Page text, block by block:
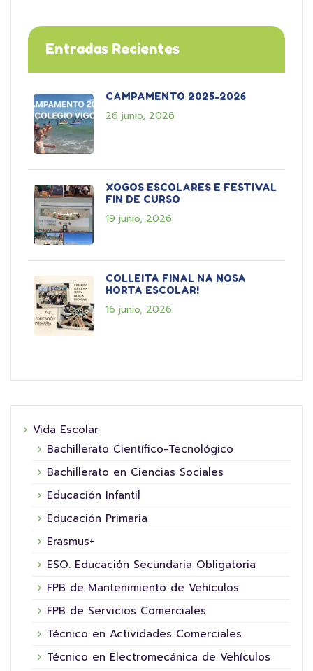
Entradas Recientes
CAMPAMENTO 2025-2026
26 junio, 2026
XOGOS ESCOLARES E FESTIVAL
FIN DE CURSO
19 junio, 2026
COLLEITA FINAL NA NOSA
HORTA ESCOLAR!
16 junio, 2026
Vida Escolar
Bachillerato Científico-Tecnológico
Bachillerato en Ciencias Sociales
Educación Infantil
Educación Primaria
Erasmus+
ESO. Educación Secundaria Obligatoria
FPB de Mantenimiento de Vehículos
FPB de Servicios Comerciales
Técnico en Actividades Comerciales
Técnico en Electromecánica de Vehículos